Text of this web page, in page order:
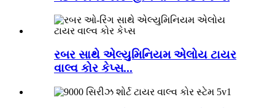
રબર સાથે એલ્યુમિનિયમ એલોય ટાયર
વાલ્વ કોર કેપ્સ...